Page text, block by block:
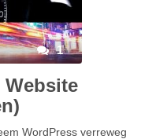
1
Website
WordPress verreweg